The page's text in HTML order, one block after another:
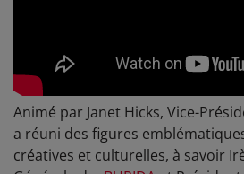
Animé par Janet Hicks, Vice-
a réuni des figures
créatives et culturelles, à savoir